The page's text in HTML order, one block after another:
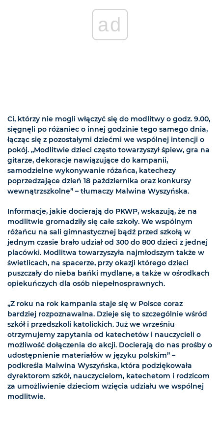
ad
Ci, którzy nie mogli włączyć się do modlitwy o godz. 9.00,
sięgnęli po różaniec o innej godzinie tego samego dnia,
łącząc się z pozostałymi dziećmi we wspólnej intencji o
pokój. „Modlitwie dzieci często towarzyszył śpiew, gra na
gitarze, dekoracje nawiązujące do kampanii,
samodzielne wykonywanie różańca, katechezy
poprzedzające dzień 18 października oraz konkursy
wewnątrzszkolne” – tłumaczy Malwina Wyszyńska.
Informacje, jakie docierają do PKWP, wskazują, że na
modlitwie gromadziły się całe szkoły. We wspólnym
różańcu na sali gimnastycznej bądź przed szkołą w
jednym czasie brało udział od 300 do 800 dzieci z jednej
placówki. Modlitwa towarzyszyła najmłodszym także w
świetlicach, na spacerze, przy okazji którego dzieci
puszczały do nieba bańki mydlane, a także w ośrodkach
opiekuńczych dla osób niepełnosprawnych.
„Z roku na rok kampania staje się w Polsce coraz
bardziej rozpoznawalna. Dzieje się to szczególnie wśród
szkół i przedszkoli katolickich. Już we wrześniu
otrzymujemy zapytania od katechetów i nauczycieli o
możliwość dołączenia do akcji. Docierają do nas prośby o
udostępnienie materiałów w języku polskim” –
podkreśla Malwina Wyszyńska, która podziękowała
dyrektorom szkół, nauczycielom, katechetom i rodzicom
za umożliwienie dzieciom wzięcia udziału we wspólnej
modlitwie.